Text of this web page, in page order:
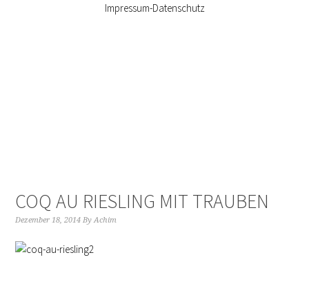
Impressum-Datenschutz
COQ AU RIESLING MIT TRAUBEN
Dezember 18, 2014 ByAchim